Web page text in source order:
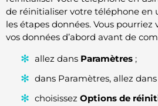
de réinitialiser votre téléphone en
les étapes données. Vous
vos données d’abord avant de
allez dans Paramètres ;
dans Paramètres, allez dans
choisissez Options de